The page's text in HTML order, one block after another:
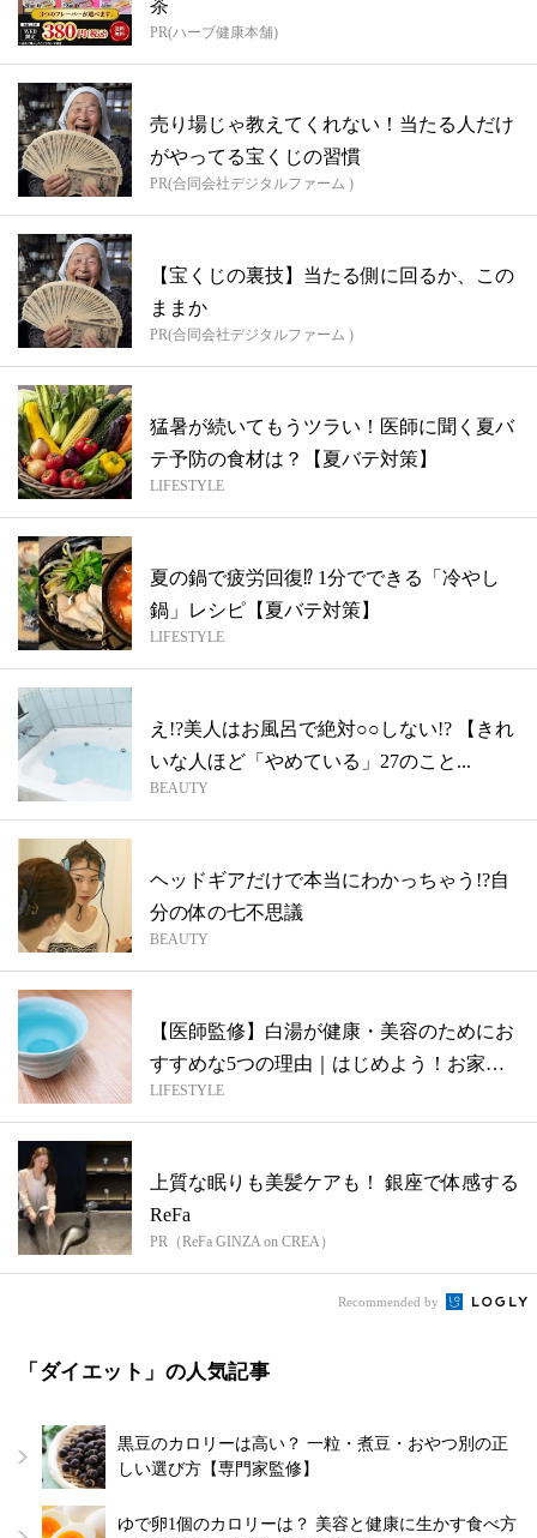
茶
PR(ハーブ健康本舗)
売り場じゃ教えてくれない！当たる人だけ
がやってる宝くじの習慣
PR(合同会社デジタルファーム )
【宝くじの裏技】当たる側に回るか、この
ままか
PR(合同会社デジタルファーム )
猛暑が続いてもうツラい！医師に聞く夏バ
テ予防の食材は？【夏バテ対策】
LIFESTYLE
夏の鍋で疲労回復⁉︎ 1分でできる「冷やし
鍋」レシピ【夏バテ対策】
LIFESTYLE
え!?美人はお風呂で絶対○○しない!? 【きれ
いな人ほど「やめている」27のこと...
BEAUTY
ヘッドギアだけで本当にわかっちゃう!?自
分の体の七不思議
BEAUTY
【医師監修】白湯が健康・美容のためにお
すすめな5つの理由｜はじめよう！お家で
簡単...
LIFESTYLE
上質な眠りも美髪ケアも！ 銀座で体感する
ReFa
PR（ReFa GINZA on CREA）
Recommended by
「ダイエット」の人気記事
黒豆のカロリーは高い？ 一粒・煮豆・おやつ別の正
しい選び方【専門家監修】
ゆで卵1個のカロリーは？ 美容と健康に生かす食べ方